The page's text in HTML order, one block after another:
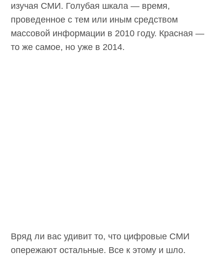
изучая СМИ. Голубая шкала — время,
проведенное с тем или иным средством
массовой информации в 2010 году. Красная —
то же самое, но уже в 2014.
Вряд ли вас удивит то, что цифровые СМИ
опережают остальные. Все к этому и шло.